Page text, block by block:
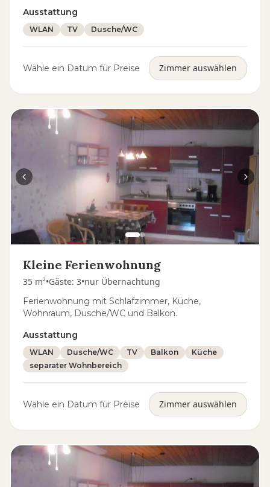
Ausstattung
WLAN TV Dusche/WC
Wähle ein Datum für Preise Zimmer auswählen
Kleine Ferienwohnung
35 m²•Gäste: 3•nur Übernachtung
Ferienwohnung mit Schlafzimmer, Küche,
Wohnraum, Dusche/WC und Balkon.
Ausstattung
WLAN Dusche/WC TV Balkon
Küche
separater Wohnbereich
Wähle ein Datum für Preise Zimmer auswählen